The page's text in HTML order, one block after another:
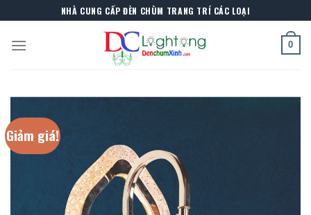
to
content
NHÀ CUNG CẤP ĐÈN CHÙM TRANG TRÍ CÁC LOẠI
0
Giảm giá!